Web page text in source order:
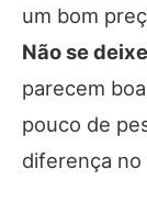
um bom
Não se
parecem
pouco de
diferença no